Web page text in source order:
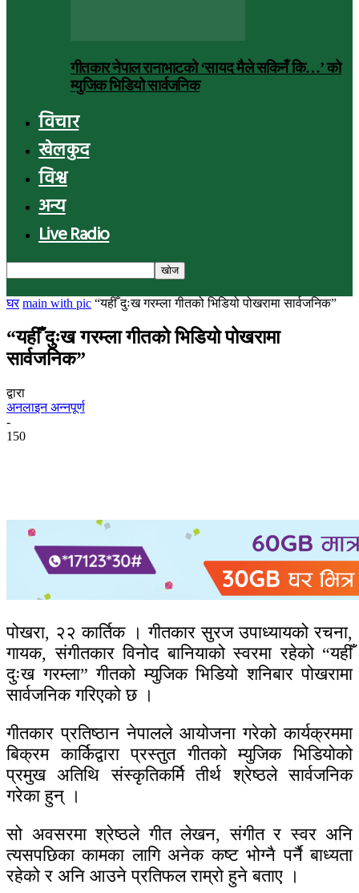
गीतकार नेपाल रानाभाटको ‘सायद मैले सकिनँ कि…’ को
म्युजिक भिडियो सार्वजनिक
विचार
खेलकुद
विश्व
अन्य
Live Radio
घर main with pic “यहीँ दुःख गरम्ला गीतको भिडियो पोखरामा सार्वजनिक”
“यहीँ दुःख गरम्ला गीतको भिडियो पोखरामा
सार्वजनिक”
द्वारा
अनलाइन अन्नपूर्ण
-
150
पोखरा, २२ कार्तिक । गीतकार सुरज उपाध्यायको रचना,
गायक, संगीतकार विनोद बानियाको स्वरमा रहेको “यहीँ
दुःख गरम्ला” गीतको म्युजिक भिडियो शनिबार पोखरामा
सार्वजनिक गरिएको छ ।
गीतकार प्रतिष्ठान नेपालले आयोजना गरेको कार्यक्रममा
बिक्रम कार्किद्वारा प्रस्तुत गीतको म्युजिक भिडियोको
प्रमुख अतिथि संस्कृतिकर्मि तीर्थ श्रेष्ठले सार्वजनिक
गरेका हुन् ।
सो अवसरमा श्रेष्ठले गीत लेखन, संगीत र स्वर अनि
त्यसपछिका कामका लागि अनेक कष्ट भोग्नै पर्नै बाध्यता
रहेको र अनि आउने प्रतिफल राम्रो हुने बताए ।